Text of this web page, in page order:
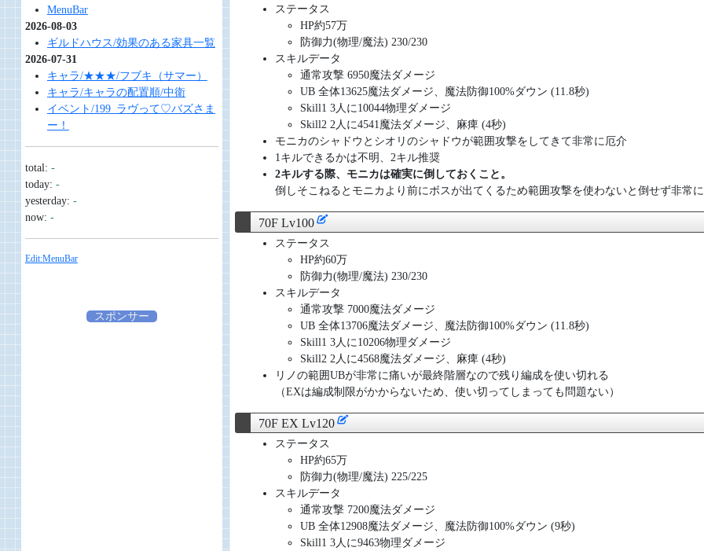
ステータス
HP約57万
防御力(物理/魔法) 230/230
スキルデータ
通常攻撃 6950魔法ダメージ
UB 全体13625魔法ダメージ、魔法防御100%ダウン (11.8秒)
Skill1 3人に10044物理ダメージ
Skill2 2人に4541魔法ダメージ、麻痺 (4秒)
モニカのシャドウとシオリのシャドウが範囲攻撃をしてきて非常に厄介
1キルできるかは不明、2キル推奨
2キルする際、モニカは確実に倒しておくこと。
倒しそこねるとモニカより前にボスが出てくるため範囲攻撃を使わないと倒せず非常
70F Lv100
ステータス
HP約60万
防御力(物理/魔法) 230/230
スキルデータ
通常攻撃 7000魔法ダメージ
UB 全体13706魔法ダメージ、魔法防御100%ダウン (11.8秒)
Skill1 3人に10206物理ダメージ
Skill2 2人に4568魔法ダメージ、麻痺 (4秒)
リノの範囲UBが非常に痛いが最終階層なので残り編成を使い切れる
（EXは編成制限がかからないため、使い切ってしまっても問題ない）
70F EX Lv120
ステータス
HP約65万
防御力(物理/魔法) 225/225
スキルデータ
通常攻撃 7200魔法ダメージ
UB 全体12908魔法ダメージ、魔法防御100%ダウン (9秒)
Skill1 3人に9463物理ダメージ
MenuBar
2026-08-03
ギルドハウス/効果のある家具一覧
2026-07-31
キャラ/★★★/フブキ（サマー）
キャラ/キャラの配置順/中衛
イベント/199_ラヴって♡バズさま
ー！
total: -
today: -
yesterday: -
now: -
Edit:MenuBar
スポンサー